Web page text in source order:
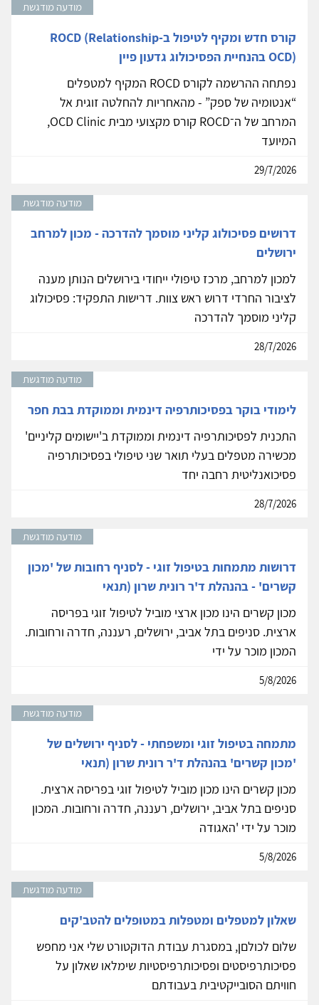
מודעה מודגשת
קורס חדש ומקיף לטיפול ב-ROCD (Relationship
OCD) בהנחיית הפסיכולוג גדעון פיין
נפתחה ההרשמה לקורס ROCD המקיף למטפלים
“אנטומיה של ספק” - מהאחריות להחלטה זוגית אל
המרחב של ה־ROCD קורס מקצועי מבית OCD Clinic,
המיועד
29/7/2026
מודעה מודגשת
דרושים פסיכולוג קליני מוסמך להדרכה - מכון למרחב
ירושלים
למכון למרחב, מרכז טיפולי ייחודי בירושלים הנותן מענה
לציבור החרדי דרוש ראש צוות. דרישות התפקיד: פסיכולוג
קליני מוסמך להדרכה
28/7/2026
מודעה מודגשת
לימודי בוקר בפסיכותרפיה דינמית וממוקדת בבת חפר
התכנית לפסיכותרפיה דינמית וממוקדת ב'יישומים קליניים'
מכשירה מטפלים בעלי תואר שני טיפולי בפסיכותרפיה
פסיכואנליטית רחבה יחד
28/7/2026
מודעה מודגשת
דרושות מתמחות בטיפול זוגי - לסניף רחובות של 'מכון
קשרים' - בהנהלת ד'ר רונית שרון (תנאי
מכון קשרים הינו מכון ארצי מוביל לטיפול זוגי בפריסה
ארצית. סניפים בתל אביב, ירושלים, רעננה, חדרה ורחובות.
המכון מוכר על ידי
5/8/2026
מודעה מודגשת
מתמחה בטיפול זוגי ומשפחתי - לסניף ירושלים של
'מכון קשרים' בהנהלת ד'ר רונית שרון (תנאי
מכון קשרים הינו מכון מוביל לטיפול זוגי בפריסה ארצית.
סניפים בתל אביב, ירושלים, רעננה, חדרה ורחובות. המכון
מוכר על ידי 'האגודה
5/8/2026
מודעה מודגשת
שאלון למטפלים ומטפלות במטופלים להטב'קים
שלום לכולםן, במסגרת עבודת הדוקטורט שלי אני מחפש
פסיכותרפיסטים ופסיכותרפיסטיות שימלאו שאלון על
חוויתם הסובייקטיבית בעבודתם